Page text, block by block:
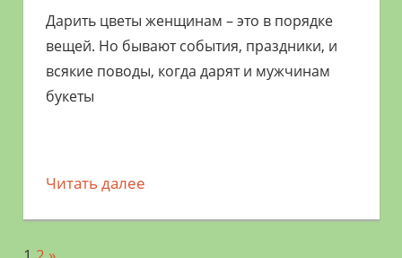
Дарить цветы женщинам – это в порядке
вещей. Но бывают события, праздники, и
всякие поводы, когда дарят и мужчинам
букеты
Читать далее